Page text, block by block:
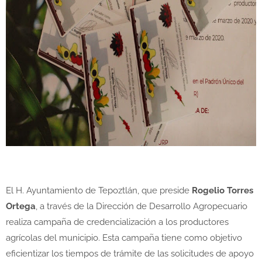
El H. Ayuntamiento de Tepoztlán, que preside Rogelio Torres
Ortega, a través de la Dirección de Desarrollo Agropecuario
realiza campaña de credencialización a los productores
agrícolas del municipio. Esta campaña tiene como objetivo
eficientizar los tiempos de trámite de las solicitudes de apoyo